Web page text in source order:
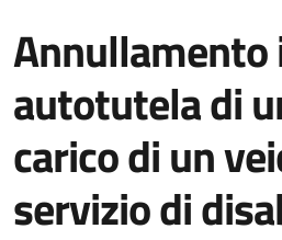
Annullamento
autotutela di
carico di un
servizio di